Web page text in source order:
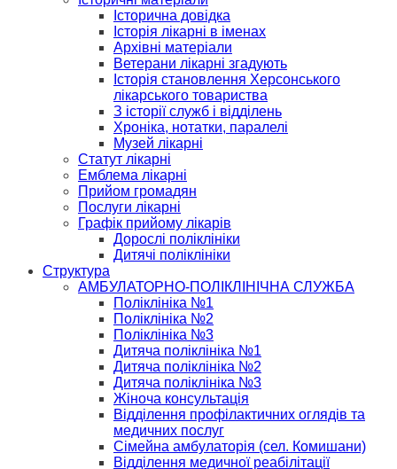
Історична довідка
Історія лікарні в іменах
Архівні матеріали
Ветерани лікарні згадують
Історія становлення Херсонського
лікарського товариства
З історії служб і відділень
Хроніка, нотатки, паралелі
Музей лікарні
Статут лікарні
Емблема лікарні
Прийом громадян
Послуги лікарні
Графік прийому лікарів
Дорослі поліклініки
Дитячі поліклініки
Структура
АМБУЛАТОРНО-ПОЛІКЛІНІЧНА СЛУЖБА
Поліклініка №1
Поліклініка №2
Поліклініка №3
Дитяча поліклініка №1
Дитяча поліклініка №2
Дитяча поліклініка №3
Жіноча консультація
Відділення профілактичних оглядів та
медичних послуг
Сімейна амбулаторія (сел. Комишани)
Відділення медичної реабілітації